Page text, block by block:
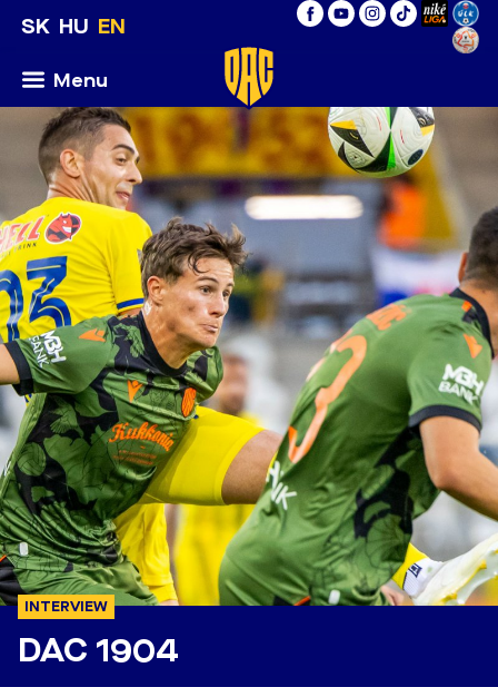
SK HU EN
Menu
INTERVIEW
DAC 1904